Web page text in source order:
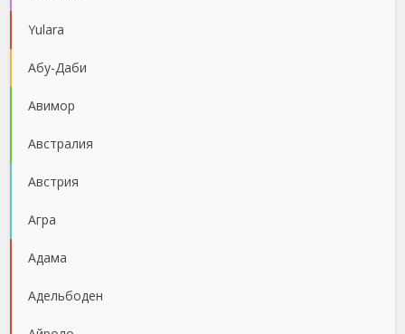
Yulara
Абу-Даби
Авимор
Австралия
Австрия
Агра
Адама
Адельбоден